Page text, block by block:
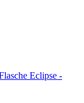
Eclipse -